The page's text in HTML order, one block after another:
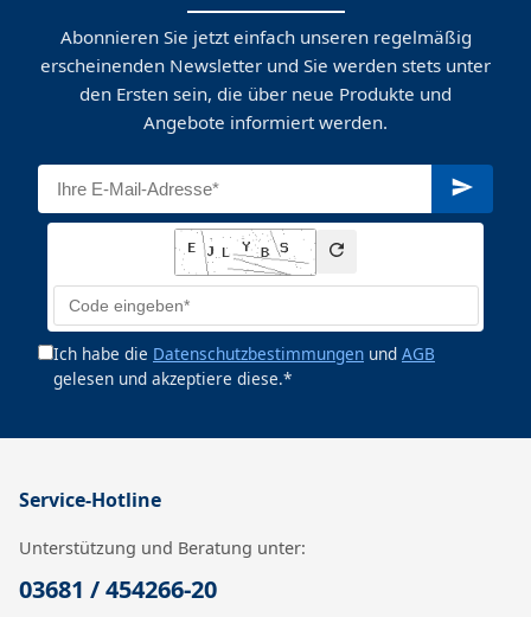
Abonnieren Sie jetzt einfach unseren regelmäßig
erscheinenden Newsletter und Sie werden stets unter
den Ersten sein, die über neue Produkte und
Angebote informiert werden.
Ich habe die Datenschutzbestimmungen und AGB
gelesen und akzeptiere diese.*
Service-Hotline
Unterstützung und Beratung unter:
03681 / 454266-20